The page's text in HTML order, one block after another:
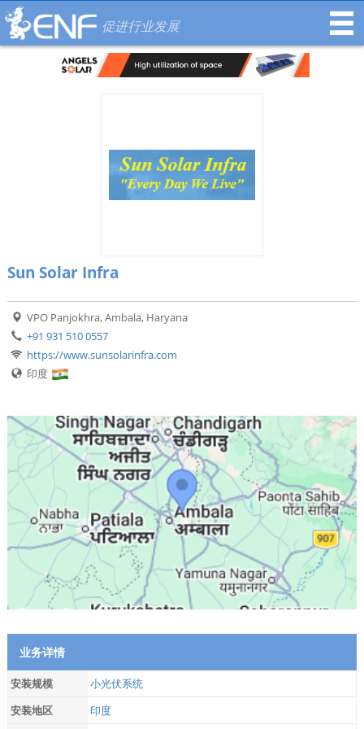
促进行业发展
Sun Solar Infra
VPO Panjokhra, Ambala, Haryana
+91 931 510 0557
https://www.sunsolarinfra.com
印度
业务详情
安装规模
小光伏系统
安装地区
印度